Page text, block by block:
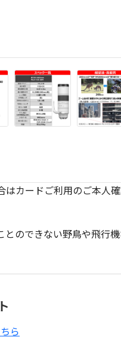
カードご利用のご本人
のできない野鳥や飛行
ら